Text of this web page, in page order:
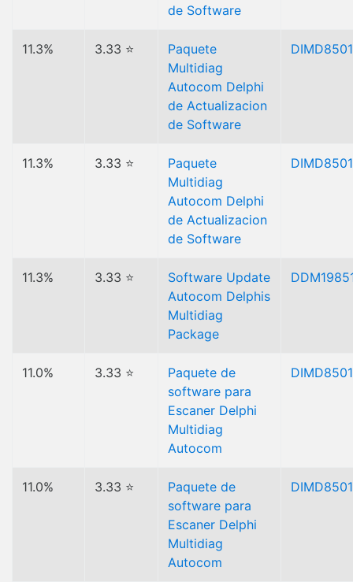
de Software
11.3% 3.33 ⭐
Paquete
Multidiag
Autocom Delphi
de Actualizacion
de Software
11.3% 3.33 ⭐
Paquete
Multidiag
Autocom Delphi
de Actualizacion
de Software
11.3% 3.33 ⭐
Software Update
Autocom Delphis
Multidiag
Package
11.0% 3.33 ⭐
Paquete de
software para
Escaner Delphi
Multidiag
Autocom
11.0% 3.33 ⭐
Paquete de
software para
Escaner Delphi
Multidiag
Autocom